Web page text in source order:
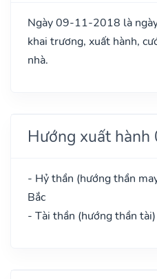
Ngày 09-11-2018 là
khai trương, xuất hành,
nhà.
Hướng xuất
- Hỷ thần (hướng thần
Bắc
- Tài thần (hướng thần